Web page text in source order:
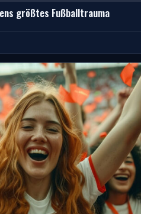
größtes Fußballtrauma